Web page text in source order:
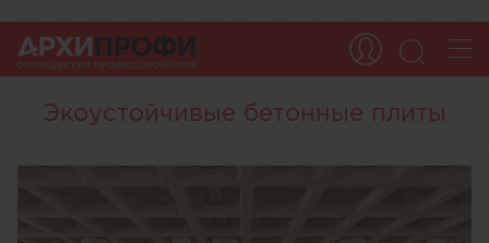
Экоустойчивые бетонные плиты